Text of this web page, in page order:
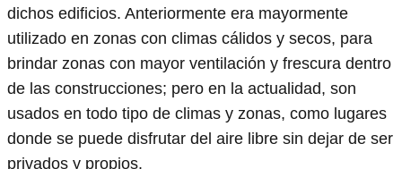
dichos edificios. Anteriormente era mayormente
utilizado en zonas con climas cálidos y secos, para
brindar zonas con mayor ventilación y frescura dentro
de las construcciones; pero en la actualidad, son
usados en todo tipo de climas y zonas, como lugares
donde se puede disfrutar del aire libre sin dejar de ser
privados y propios.